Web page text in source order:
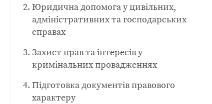
Юридична допомога у цивільних,
адміністративних та господарських
справах
Захист прав та інтересів у
кримінальних провадженнях
Підготовка документів правового
характеру